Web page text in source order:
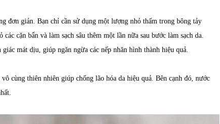
đơn giản. Bạn chỉ cần sử dụng một lượng nhỏ thấm trong bông tảy
cặn bẩn và làm sạch sâu thêm một lần nữa sau bước làm sạch da.
mát dịu, giúp ngăn ngừa các nếp nhăn hình thành hiệu quả.
cùng thiên nhiên giúp chống lão hóa da hiệu quả. Bên cạnh đó, nước